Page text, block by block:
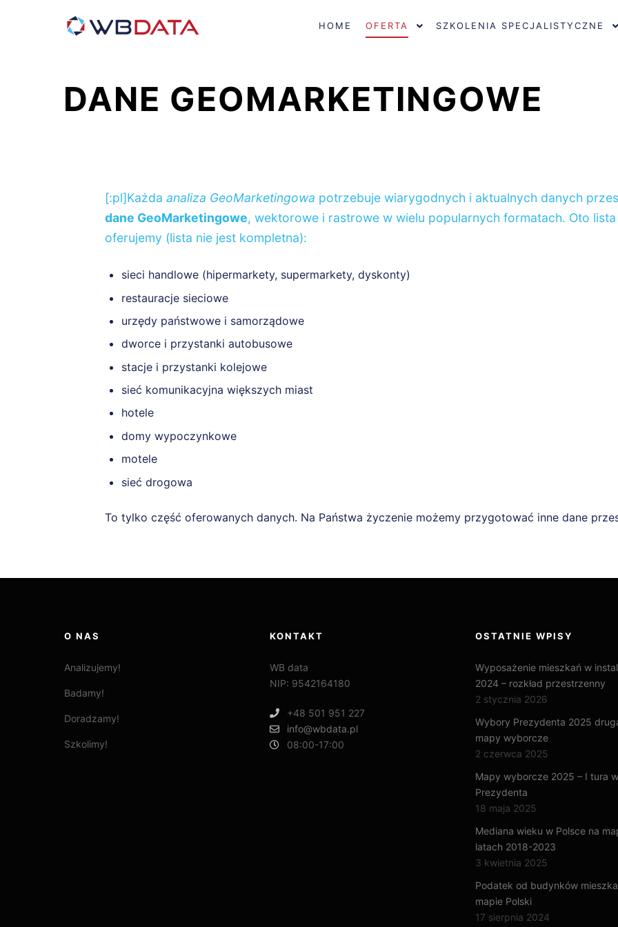
HOME OFERTA SZKOLENIA SPECJALISTYCZNE
DANE GEOMARKETINGOWE
[:pl]Każda analiza GeoMarketingowa potrzebuje wiarygodnych i aktualnych danych
dane GeoMarketingowe, wektorowe i rastrowe w wielu popularnych formatach. Oto
oferujemy (lista nie jest kompletna):
sieci handlowe (hipermarkety, supermarkety, dyskonty)
restauracje sieciowe
urzędy państwowe i samorządowe
dworce i przystanki autobusowe
stacje i przystanki kolejowe
sieć komunikacyjna większych miast
hotele
domy wypoczynkowe
motele
sieć drogowa
To tylko część oferowanych danych. Na Państwa życzenie możemy przygotować inne dane
O NAS
Analizujemy!
Badamy!
Doradzamy!
Szkolimy!
KONTAKT
WB data
NIP: 9542164180
+48 501 951 227
info@wbdata.pl
08:00-17:00
OSTATNIE WPISY
Wyposażenie mieszkań w
2024 – rozkład przestrzenny
2 stycznia 2026
Wybory Prezydenta 2025
mapy wyborcze
2 czerwca 2025
Mapy wyborcze 2025 – I tura
Prezydenta
18 maja 2025
Mediana wieku w Polsce na
latach 2018-2023
3 kwietnia 2025
Podatek od budynków
mapie Polski
17 sierpnia 2024